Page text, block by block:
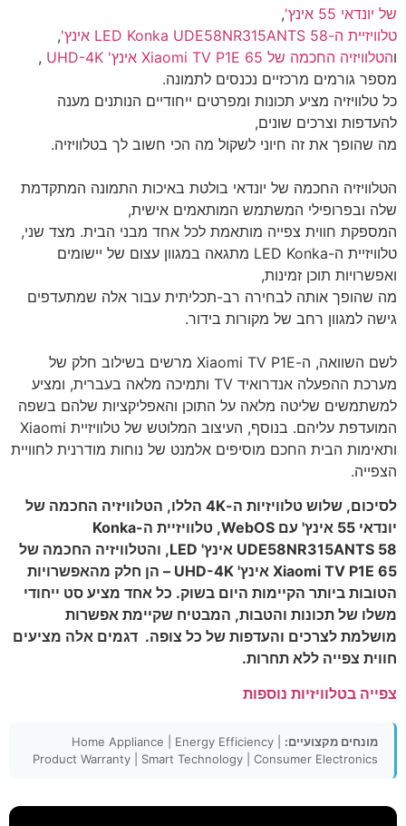
של יונדאי 55 אינץ'
,
טלוויזיית ה-LED Konka UDE58NR315ANTS 58 אינץ'
,
והטלוויזיה החכמה של Xiaomi TV P1E 65 אינץ' UHD-4K
,
מספר גורמים מרכזיים נכנסים לתמונה.
כל טלוויזיה מציע תכונות ומפרטים ייחודיים הנותנים מענה
להעדפות וצרכים שונים,
מה שהופך את זה חיוני לשקול מה הכי חשוב לך בטלוויזיה.
הטלוויזיה החכמה של יונדאי בולטת באיכות התמונה המתקדמת
שלה ובפרופילי המשתמש המותאמים אישית,
המספקת חווית צפייה מותאמת לכל אחד מבני הבית. מצד שני,
טלוויזיית ה-LED Konka מתגאה במגוון עצום של יישומים
ואפשרויות תוכן זמינות,
מה שהופך אותה לבחירה רב-תכליתית עבור אלה שמתעדפים
גישה למגוון רחב של מקורות בידור.
לשם השוואה, ה-Xiaomi TV P1E מרשים בשילוב חלק של
מערכת ההפעלה אנדרואיד TV ותמיכה מלאה בעברית, ומציע
למשתמשים שליטה מלאה על התוכן והאפליקציות שלהם בשפה
המועדפת עליהם. בנוסף, העיצוב המלוטש של טלוויזיית Xiaomi
ותאימות הבית החכם מוסיפים אלמנט של נוחות מודרנית לחוויית
הצפייה.
לסיכום, שלוש טלוויזיות ה-4K הללו, הטלוויזיה החכמה של
יונדאי 55 אינץ' עם WebOS, טלוויזיית ה-Konka
UDE58NR315ANTS 58 אינץ' LED, והטלוויזיה החכמה של
Xiaomi TV P1E 65 אינץ' UHD-4K – הן חלק מהאפשרויות
הטובות ביותר הקיימות היום בשוק. כל אחד מציע סט ייחודי
משלו של תכונות והטבות, המבטיח שקיימת אפשרות
מושלמת לצרכים והעדפות של כל צופה. דגמים אלה מציעים
חווית צפייה ללא תחרות.
צפייה בטלוויזיות נוספות
מונחים מקצועיים:
Home Appliance | Energy Efficiency |
Product Warranty | Smart Technology | Consumer Electronics